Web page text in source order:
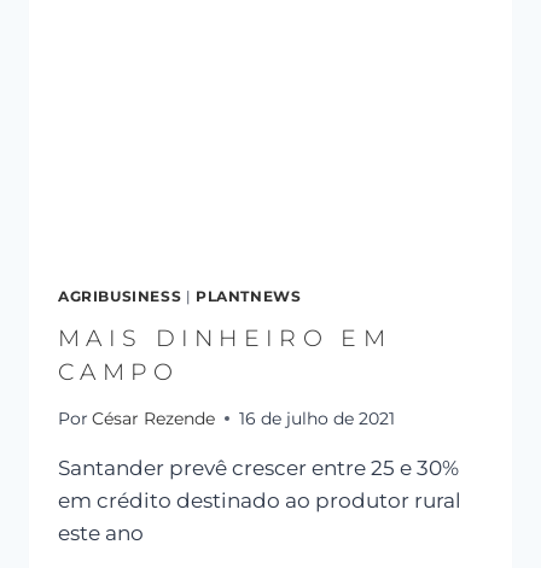
AGRIBUSINESS | PLANTNEWS
MAIS DINHEIRO EM
CAMPO
Por César Rezende 16 de julho de 2021
Santander prevê crescer entre 25 e 30%
em crédito destinado ao produtor rural
este ano